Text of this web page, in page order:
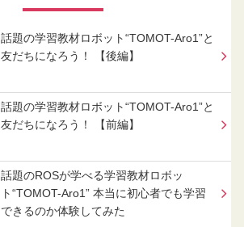
話題の学習教材ロボット“TOMOT-Aro1”と
友だちになろう！ 【後編】
話題の学習教材ロボット“TOMOT-Aro1”と
友だちになろう！ 【前編】
話題のROSが学べる学習教材ロボッ
ト“TOMOT-Aro1” 本当に初心者でも学習
できるのか体験してみた